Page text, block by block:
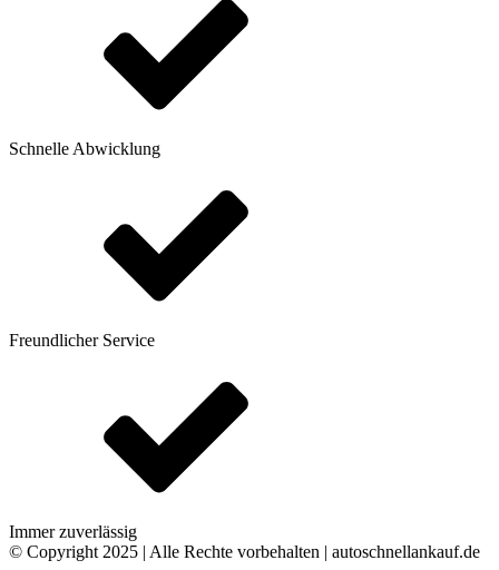
Schnelle Abwicklung
Freundlicher Service
Immer zuverlässig
© Copyright 2025 | Alle Rechte vorbehalten | autoschnellankauf.de